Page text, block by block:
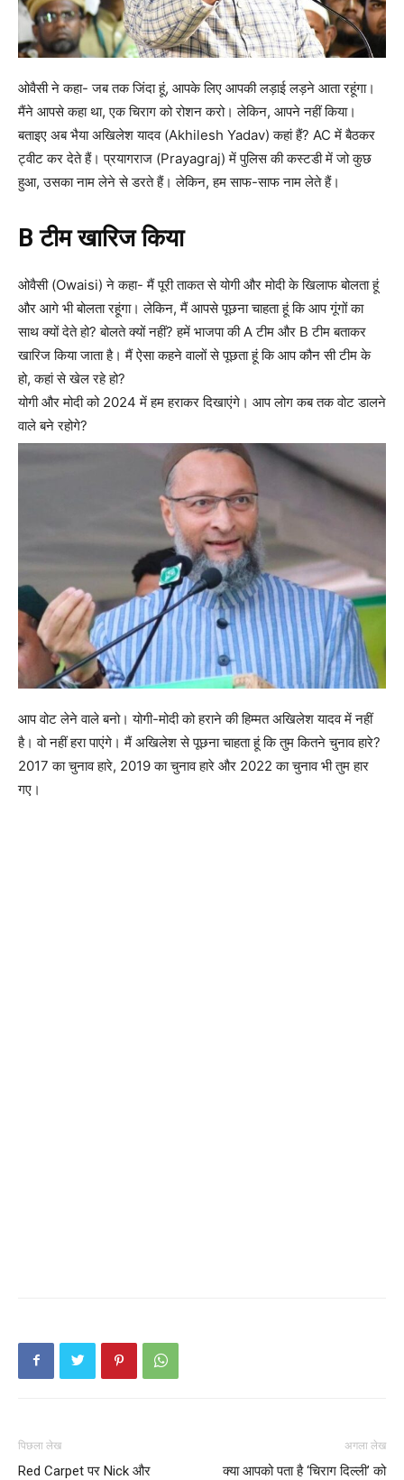
ओवैसी ने कहा- जब तक जिंदा हूं, आपके लिए आपकी लड़ाई लड़ने आता रहूंगा।
मैंने आपसे कहा था, एक चिराग को रोशन करो। लेकिन, आपने नहीं किया।
बताइए अब भैया अखिलेश यादव (Akhilesh Yadav) कहां हैं? AC में बैठकर
ट्वीट कर देते हैं। प्रयागराज (Prayagraj) में पुलिस की कस्टडी में जो कुछ
हुआ, उसका नाम लेने से डरते हैं। लेकिन, हम साफ-साफ नाम लेते हैं।
B टीम खारिज किया
ओवैसी (Owaisi) ने कहा- मैं पूरी ताकत से योगी और मोदी के खिलाफ बोलता हूं
और आगे भी बोलता रहूंगा। लेकिन, मैं आपसे पूछना चाहता हूं कि आप गूंगों का
साथ क्यों देते हो? बोलते क्यों नहीं? हमें भाजपा की A टीम और B टीम बताकर
खारिज किया जाता है। मैं ऐसा कहने वालों से पूछता हूं कि आप कौन सी टीम के
हो, कहां से खेल रहे हो?
योगी और मोदी को 2024 में हम हराकर दिखाएंगे। आप लोग कब तक वोट डालने
वाले बने रहोगे?
आप वोट लेने वाले बनो। योगी-मोदी को हराने की हिम्मत अखिलेश यादव में नहीं
है। वो नहीं हरा पाएंगे। मैं अखिलेश से पूछना चाहता हूं कि तुम कितने चुनाव हारे?
2017 का चुनाव हारे, 2019 का चुनाव हारे और 2022 का चुनाव भी तुम हार
गए।
पिछला लेख
Red Carpet पर Nick और
अगला लेख
क्या आपको पता है ‘चिराग दिल्ली’ को